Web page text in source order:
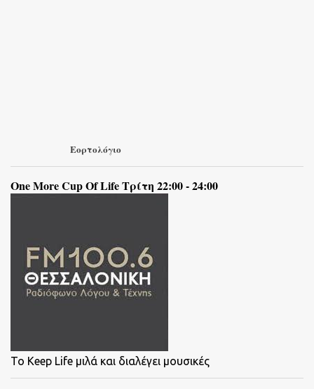
Εορτολόγιο
One More Cup Of Life Τρίτη 22:00 - 24:00
To Keep Life μιλά και διαλέγει μουσικές